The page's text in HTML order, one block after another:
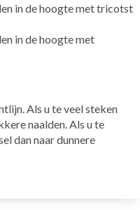
in de hoogte met tricotst
in de hoogte met
Als u te veel steken
naalden. Als u te
dan naar dunnere